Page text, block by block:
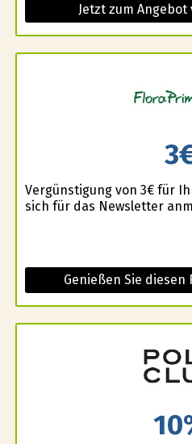
Jetzt zum
Vergünstigung von 3€ für
sich für das Newsletter
Genießen Sie